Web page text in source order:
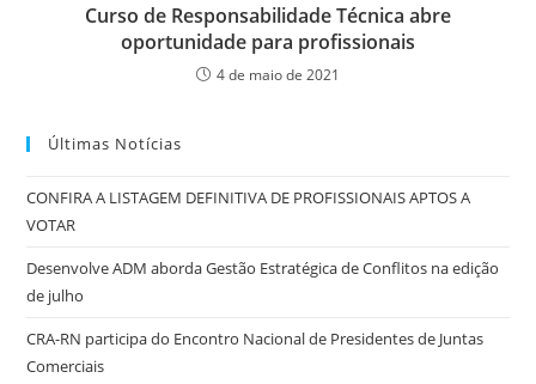
Curso de Responsabilidade Técnica abre
oportunidade para profissionais
4 de maio de 2021
Últimas Notícias
CONFIRA A LISTAGEM DEFINITIVA DE PROFISSIONAIS APTOS A
VOTAR
Desenvolve ADM aborda Gestão Estratégica de Conflitos na edição
de julho
CRA-RN participa do Encontro Nacional de Presidentes de Juntas
Comerciais